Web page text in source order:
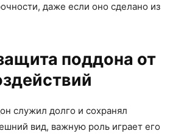
даже если оно сделано из
поддона от
служил долго и сохранял
вид, важную роль играет его